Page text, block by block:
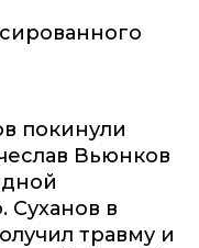
покинули
Вьюнков
Суханов в
травму и